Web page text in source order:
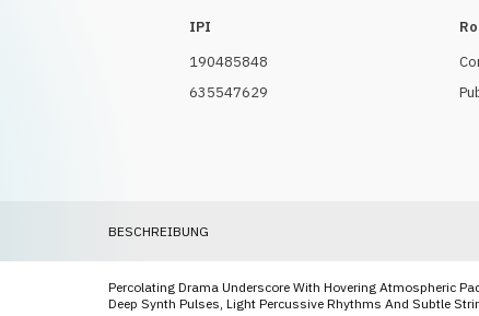
IPI
190485848
635547629
BESCHREIBUNG
Percolating Drama Underscore With Hovering Atmospheric
Deep Synth Pulses, Light Percussive Rhythms And Subtle